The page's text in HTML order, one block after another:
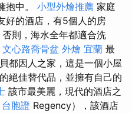
抱中。 小型外燴推薦 家庭
好的酒店，有5個人的房
則，海水全年都適合洗
文心路喬骨盆 外燴 宜蘭 最
都因人之家，這是一個小屋
絕佳替代品，並擁有自己的
該市最美麗，現代的酒店之
胞證 Regency），該酒店